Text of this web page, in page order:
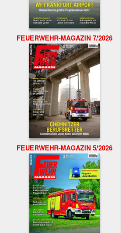
FEUERWEHR-MAGAZIN 7/2026
FEUERWEHR-MAGAZIN 5/2026